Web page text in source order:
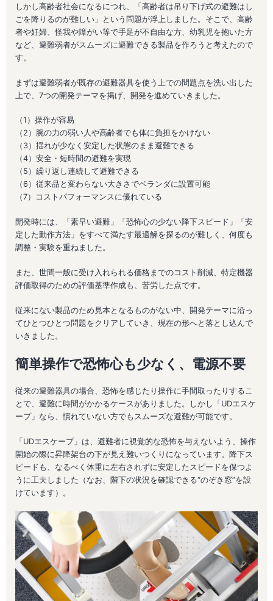
しかし高齢者社会になるにつれ、「高齢者は吊り下げ式の避難はし
ごを降りるのが難しい」という問題が浮上しました。そこで、高齢
者や妊婦、怪我や障がい等で手足が不自由な方、幼乳児を抱いた方
など、避難弱者がスムーズに避難できる製品を作ろうと考えたので
す。
まずは避難弱者が既存の避難器具を使う上での問題点を洗い出した
上で、7つの開発テーマを掲げ、開発を進めていきました。
（1）操作が容易
（2）腕の力の弱い人や高齢者でも体に負担をかけない
（3）揺れが少なく安定した状態のまま避難できる
（4）安全・短時間の避難を実現
（5）繰り返し連続して避難できる
（6）従来品と変わらない大きさでベランダに設置可能
（7）コストパフォーマンスに優れている
開発時には、「素早い避難」「恐怖心の少ない降下スピード」「安
定した動作方法」をすべて満たす最適解を探るのが難しく、何度も
調整・実験を重ねました。
また、世間一般に受け入れられる価格までのコスト削減、特定機器
評価取得のための評価基準作成も、苦労した点です。
従来にない製品のため見本となるものがない中、開発テーマに沿っ
てひとつひとつ問題をクリアしていき、現在の形へと落とし込んで
いきました。
簡単操作で恐怖心も少なく、電源不要
従来の避難器具の場合、恐怖を感じたり操作に手間取ったりするこ
とで、避難に時間がかかるケースがありました。しかし「UDエスケ
ープ」なら、慣れていない方でもスムーズな避難が可能です。
「UDエスケープ」は、避難者に視覚的な恐怖を与えないよう、操作
開始の際に昇降架台の下が見え難いつくりになっています。降下ス
ピードも、なるべく体重に左右されずに安定したスピードを保つよ
うに工夫しました（なお、階下の状況を確認できる“のぞき窓”を設
けています）。